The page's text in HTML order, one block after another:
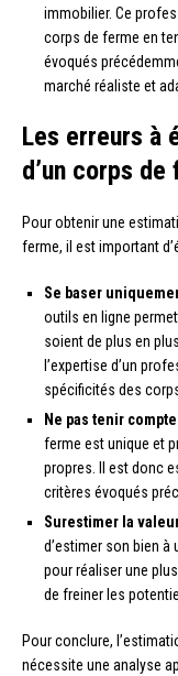
immobilier. Ce
corps de ferme en
évoqués
marché réaliste et
Les erreurs à
d’un corps de
Pour obtenir une
ferme, il est important
Se baser
outils en ligne
soient de plus en
l’expertise d’un
spécificités des
Ne pas tenir
ferme est unique et
propres. Il est donc
critères évoqués
Surestimer la
d’estimer son bien à
pour réaliser une
de freiner les
Pour conclure,
nécessite une analyse